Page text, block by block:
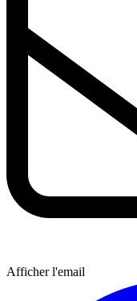
Afficher l'email